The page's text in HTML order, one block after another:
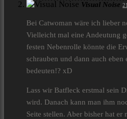
Visual Noise
Bei Catwoman wäre ich lieber
Vielleicht mal eine Andeutung
festen Nebenrolle könnte die
schrauben und dann auch eben
bedeuten!? xD
Lass wir Batfleck erstmal sein
wird. Danach kann man ihm
Seite stellen. Aber bisher hat er